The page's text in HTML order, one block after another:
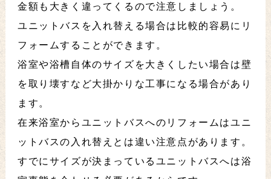
金額も大きく違ってくるので注意しましょう。
ユニットバスを入れ替える場合は比較的容易にリ
フォームすることができます。
浴室や浴槽自体のサイズを大きくしたい場合は壁
を取り壊すなど大掛かりな工事になる場合があり
ます。
在来浴室からユニットバスへのリフォームはユニ
ットバスの入れ替えとは違い注意点があります。
すでにサイズが決まっているユニットバスへは浴